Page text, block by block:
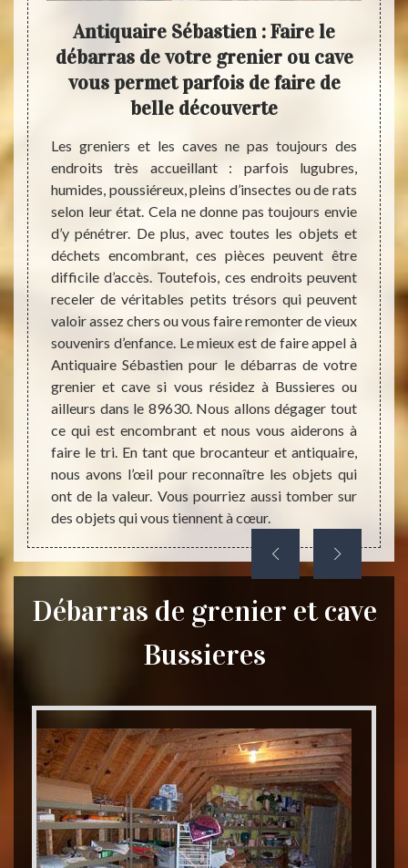
qui
vers
Antiquaire Sébastien : Faire le
débarras de votre grenier ou cave
vous permet parfois de faire de
belle découverte
Les greniers et les caves ne pas toujours des
endroits très accueillant : parfois lugubres,
humides, poussiéreux, pleins d’insectes ou de rats
selon leur état. Cela ne donne pas toujours envie
d’y pénétrer. De plus, avec toutes les objets et
déchets encombrant, ces pièces peuvent être
difficile d’accès. Toutefois, ces endroits peuvent
receler de véritables petits trésors qui peuvent
valoir assez chers ou vous faire remonter de vieux
souvenirs d’enfance. Le mieux est de faire appel à
Antiquaire Sébastien pour le débarras de votre
grenier et cave si vous résidez à Bussieres ou
ailleurs dans le 89630. Nous allons dégager tout
ce qui est encombrant et nous vous aiderons à
faire le tri. En tant que brocanteur et antiquaire,
nous avons l’œil pour reconnaître les objets qui
ont de la valeur. Vous pourriez aussi tomber sur
des objets qui vous tiennent à cœur.
En
des
une
le
Débarras de grenier et cave
Bussieres